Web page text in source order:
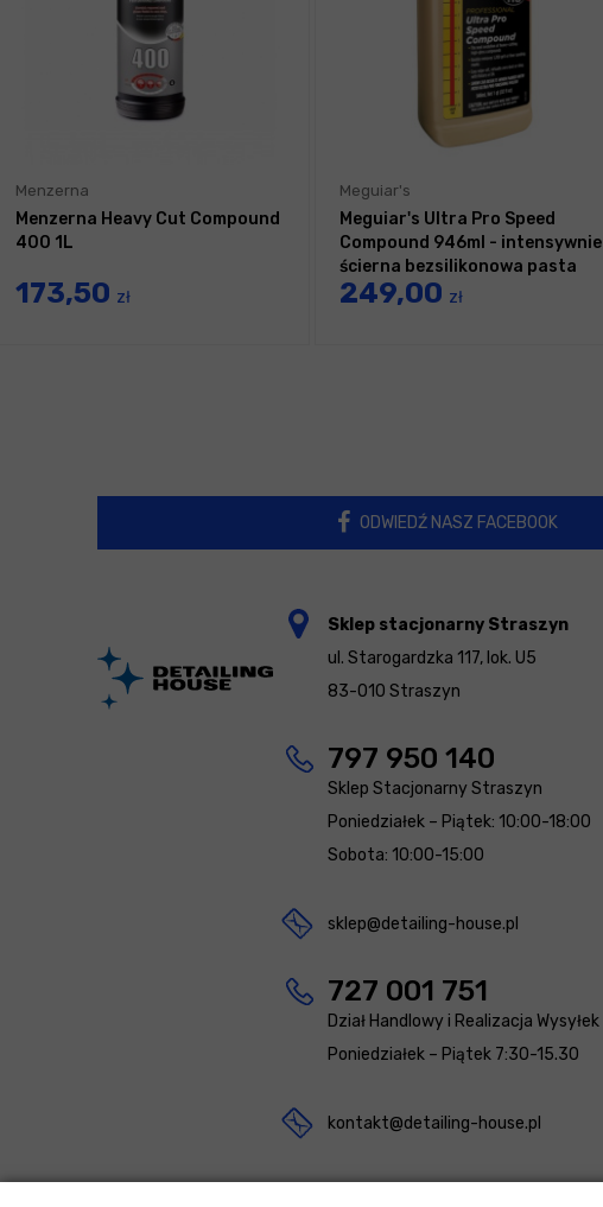
Menzerna
Menzerna Heavy Cut Compound
400 1L
173,50 zł
Meguiar's
Meguiar's Ultra Pro Speed
Compound 946ml - intensywnie
ścierna bezsilikonowa pasta
polerska
249,00 zł
ODWIEDŹ NASZ FACEBOOK
Sklep stacjonarny Straszyn
ul. Starogardzka 117, lok. U5
83-010 Straszyn
797 950 140
Sklep Stacjonarny Straszyn
Poniedziałek – Piątek: 10:00-18:00
Sobota: 10:00-15:00
sklep@detailing-house.pl
727 001 751
Dział Handlowy i Realizacja Wysyłek
Poniedziałek – Piątek 7:30-15.30
kontakt@detailing-house.pl